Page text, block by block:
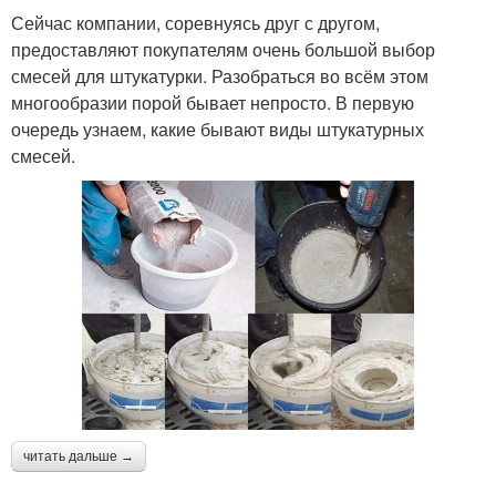
Сейчас компании, соревнуясь друг с другом,
предоставляют покупателям очень большой выбор
смесей для штукатурки. Разобраться во всём этом
многообразии порой бывает непросто. В первую
очередь узнаем, какие бывают виды штукатурных
смесей.
читать дальше →